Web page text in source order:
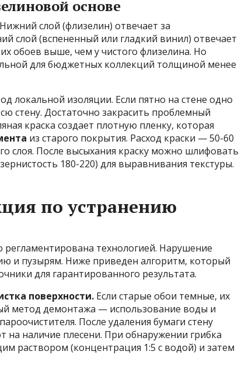
основе
слой (флизелин) отвечает за
слой (вспененный или гладкий винил) отвечает
обоев выше, чем у чистого флизелина. Но
для бюджетных коллекций толщиной менее
локальной изоляции. Если пятно на стене одно
стену. Достаточно закрасить проблемный
краска создает плотную пленку, которая
из старого покрытия. Расход краски — 50-60
слоя. После высыхания краску можно шлифовать
180-220) для выравнивания текстуры.
по устранению
регламентирована технологией. Нарушение
и пузырям. Ниже приведен алгоритм, который
для гарантированного результата.
поверхности. Если старые обои темные, их
метод демонтажа — использование воды и
После удаления бумаги стену
наличие плесени. При обнаружении грибка
раствором (концентрация 1:5 с водой) и затем